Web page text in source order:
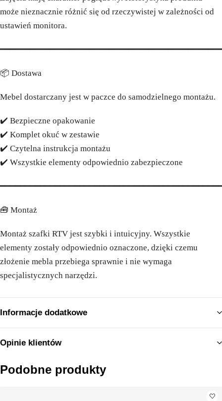
może nieznacznie różnić się od rzeczywistej w zależności od
ustawień monitora.
📦 Dostawa
Mebel dostarczany jest w paczce do samodzielnego montażu.
✔️ Bezpieczne opakowanie
✔️ Komplet okuć w zestawie
✔️ Czytelna instrukcja montażu
✔️ Wszystkie elementy odpowiednio zabezpieczone
🧰 Montaż
Montaż szafki RTV jest szybki i intuicyjny. Wszystkie
elementy zostały odpowiednio oznaczone, dzięki czemu
złożenie mebla przebiega sprawnie i nie wymaga
specjalistycznych narzędzi.
Informacje dodatkowe
Opinie klientów
Podobne produkty